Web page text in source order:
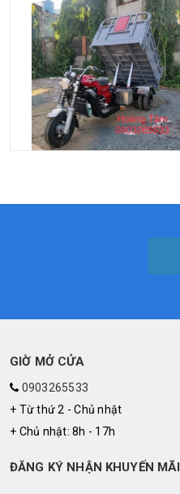
GIỜ MỞ CỬA
0903265533
+ Từ thứ 2 - Chủ nhật
+ Chủ nhật: 8h - 17h
ĐĂNG KÝ NHẬN KHUYẾN MÃI